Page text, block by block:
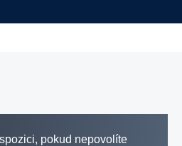
pokud nepovolíte